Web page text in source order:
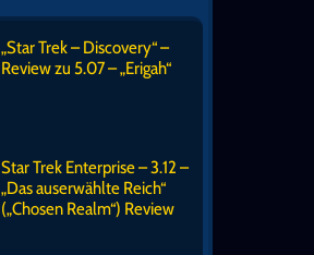
„Star Trek – Discovery“ –
Review zu 5.07 – „Erigah“
Star Trek Enterprise – 3.12 –
„Das auserwählte Reich“
(„Chosen Realm“) Review